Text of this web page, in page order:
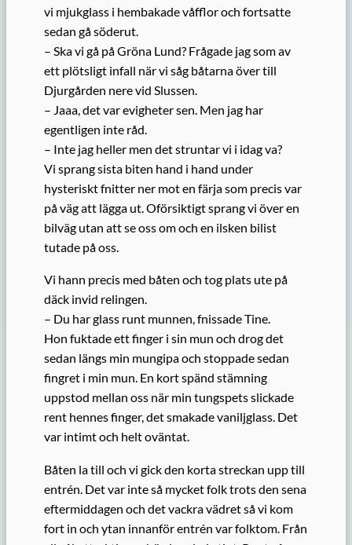
vi mjukglass i hembakade våfflor och fortsatte
sedan gå söderut.
– Ska vi gå på Gröna Lund? Frågade jag som av
ett plötsligt infall när vi såg båtarna över till
Djurgården nere vid Slussen.
– Jaaa, det var evigheter sen. Men jag har
egentligen inte råd.
– Inte jag heller men det struntar vi i idag va?
Vi sprang sista biten hand i hand under
hysteriskt fnitter ner mot en färja som precis var
på väg att lägga ut. Oförsiktigt sprang vi över en
bilväg utan att se oss om och en ilsken bilist
tutade på oss.
Vi hann precis med båten och tog plats ute på
däck invid relingen.
– Du har glass runt munnen, fnissade Tine.
Hon fuktade ett finger i sin mun och drog det
sedan längs min mungipa och stoppade sedan
fingret i min mun. En kort spänd stämning
uppstod mellan oss när min tungspets slickade
rent hennes finger, det smakade vaniljglass. Det
var intimt och helt oväntat.
Båten la till och vi gick den korta streckan upp till
entrén. Det var inte så mycket folk trots den sena
eftermiddagen och det vackra vädret så vi kom
fort in och ytan innanför entrén var folktom. Från